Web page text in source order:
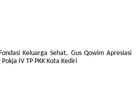
Keluarga Sehat, Gus Qowim Apresiasi
IV TP PKK Kota Kediri